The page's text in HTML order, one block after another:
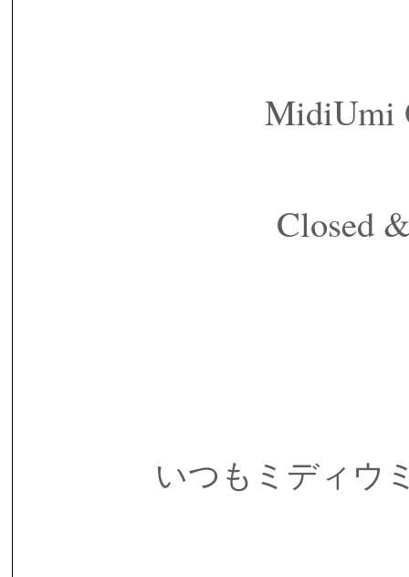
MidiUmi
Closed
いつもミディウ